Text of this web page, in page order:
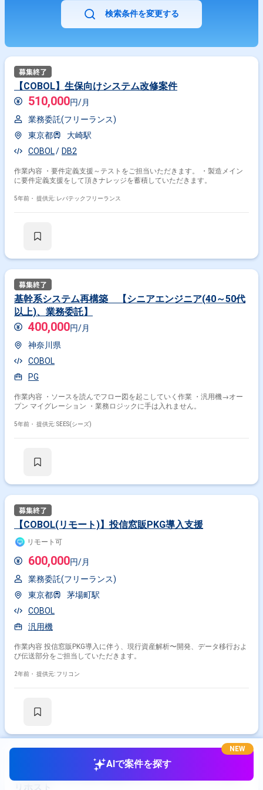
検索条件を変更する
【COBOL】生保向けシステム改修案件
510,000円/月
業務委託(フリーランス)
東京都
大崎駅
COBOL
DB2
作業内容 ・要件定義支援～テストをご担当いただきます。 ・製造メイン
に要件定義支援をして頂きナレッジを蓄積していただきます。
5年前・ 提供元: レバテックフリーランス
基幹系システム再構築 【シニアエンジニア(40～50代
以上)、業務委託】
400,000円/月
神奈川県
COBOL
PG
作業内容 ・ソースを読んでフロー図を起こしていく作業 ・汎用機→オー
プン マイグレーション ・業務ロジックに手は入れません。
5年前・ 提供元: SEES(シーズ)
【COBOL(リモート)】投信窓販PKG導入支援
リモート可
600,000円/月
業務委託(フリーランス)
東京都
茅場町駅
COBOL
汎用機
作業内容 投信窓販PKG導入に伴う、現行資産解析〜開発、データ移行およ
び伝送部分をご担当していただきます。
2年前・ 提供元: フリコン
【COBOL】富士通汎用機MSPからLINUXオープン系へ
リホスト
AIで案件を探す
NEW